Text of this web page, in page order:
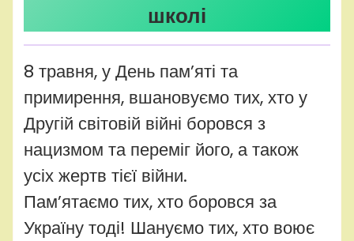
школі
8 травня, у День пам’яті та
примирення, вшановуємо тих, хто у
Другій світовій війні боровся з
нацизмом та переміг його, а також
усіх жертв тієї війни.
Пам’ятаємо тих, хто боровся за
Україну тоді! Шануємо тих, хто воює